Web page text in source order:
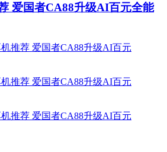
爱国者CA88升级AI百元全能